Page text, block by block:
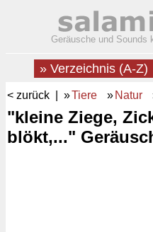
Geräusche und Sounds
» Verzeichnis (A-Z)
< zurück | »Tiere » Natur
"kleine Ziege,
blökt,..."